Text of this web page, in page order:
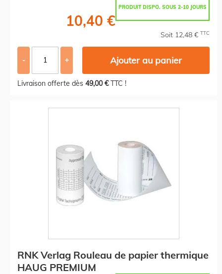
PRODUIT DISPO. SOUS 2-10 JOURS
10,40 €
Soit 12,48 € TTC
- + Ajouter au panier
Livraison offerte dès 49,00 €TTC !
RNK Verlag Rouleau de papier thermique
HAUG PREMIUM